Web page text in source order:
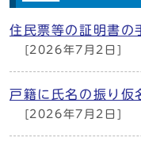
住民票等の証明書の
[2026年7月2日]
戸籍に氏名の振り仮
[2026年7月2日]